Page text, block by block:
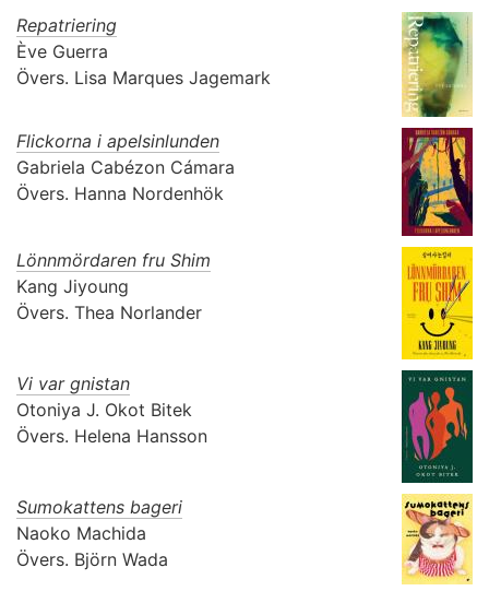
Repatriering
Ève Guerra
Övers. Lisa Marques Jagemark
Flickorna i apelsinlunden
Gabriela Cabézon Cámara
Övers. Hanna Nordenhök
Lönnmördaren fru Shim
Kang Jiyoung
Övers. Thea Norlander
Vi var gnistan
Otoniya J. Okot Bitek
Övers. Helena Hansson
Sumokattens bageri
Naoko Machida
Övers. Björn Wada